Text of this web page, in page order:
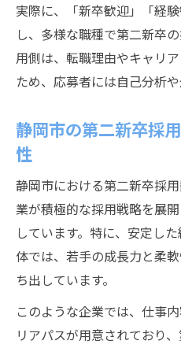
注目される第二新卒
第二新卒採用動向
静岡県静岡市で注
第二新卒の採用数
第二新卒に求めら
実際に、「新卒歓迎」「経
し、多様な職種で第二新卒
用側は、転職理由やキャリ
ため、応募者には自己分析
静岡市の第二新卒採
性
静岡市における第二新卒採
業が積極的な採用戦略を展
しています。特に、安定し
体では、若手の成長力と柔
ち出しています。
このような企業では、仕事
リアパスが用意されており